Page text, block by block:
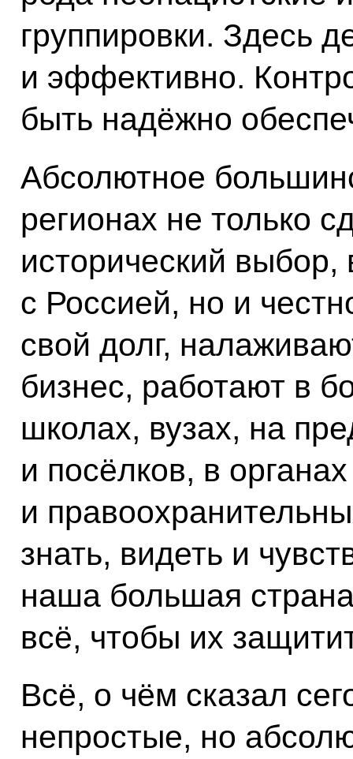
группировки. Здесь
и эффективно.
быть надёжно
Абсолютное
регионах не только
исторический выбор,
с Россией, но и
свой долг,
бизнес, работают в
школах, вузах, на
и посёлков, в
и
знать, видеть и
наша большая
всё, чтобы их
Всё, о чём сказал
непростые, но